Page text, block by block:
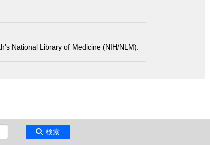
National Library of Medicine (NIH/NLM).
検索